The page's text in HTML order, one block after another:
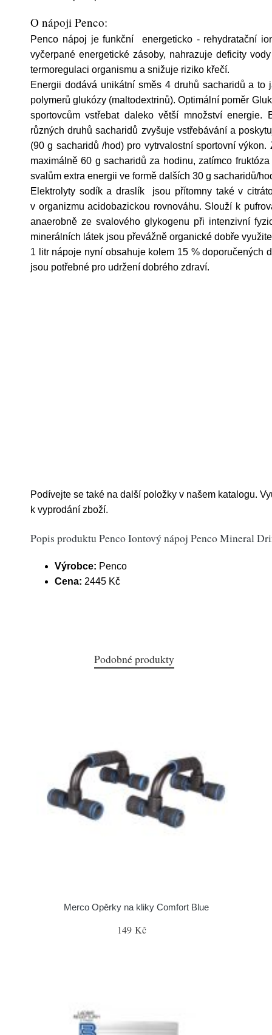
O nápoji Penco:
Penco nápoj je funkční energeticko - rehydratační
vyčerpané energetické zásoby, nahrazuje deficity
termoregulaci organismu a snižuje riziko křečí.
Energii dodává unikátní směs 4 druhů sacharidů a to
polymerů glukózy (maltodextrinů). Optimální poměr
sportovcům vstřebat daleko větší množství energie.
různých druhů sacharidů zvyšuje vstřebávání a
(90 g sacharidů /hod) pro vytrvalostní sportovní
maximálně 60 g sacharidů za hodinu, zatímco
svalům extra energii ve formě dalších 30 g sacharidů/
Elektrolyty sodík a draslík jsou přítomny také v
v organizmu acidobazickou rovnováhu. Slouží k
anaerobně ze svalového glykogenu při intenzivní
minerálních látek jsou převážně organické dobře
1 litr nápoje nyní obsahuje kolem 15 % doporučených
jsou potřebné pro udržení dobrého zdraví.
Podívejte se také na další položky v našem katalogu.
k vyprodání zboží.
Popis produktu Penco Iontový nápoj Penco Mineral
Výrobce: Penco
Cena: 2445 Kč
Podobné produkty
Merco Opěrky na kliky Comfort Blue
149 Kč